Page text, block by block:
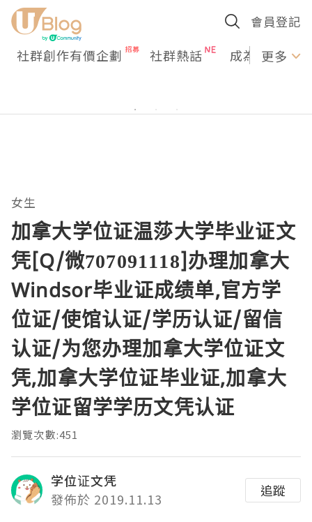
會員登記
社群創作有價企劃 社群熱話 成為U更多
女生
加拿大学位证温莎大学毕业证文
凭[Q/微707091118]办理加拿大
Windsor毕业证成绩单,官方学
位证/使馆认证/学历认证/留信
认证/为您办理加拿大学位证文
凭,加拿大学位证毕业证,加拿大
学位证留学学历文凭认证
瀏覽次數:451
学位证文凭
發佈於 2019.11.13
追蹤